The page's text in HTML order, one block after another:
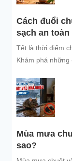
Cách đuổi
sạch an toàn
Tết là thời điểm
Khám phá những
đình và đón năm
Mùa mưa
sao?